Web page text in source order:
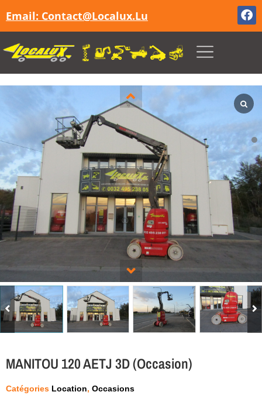
Email: Contact@localux.lu
MANITOU 120 AETJ 3D (Occasion)
Catégories Location, Occasions